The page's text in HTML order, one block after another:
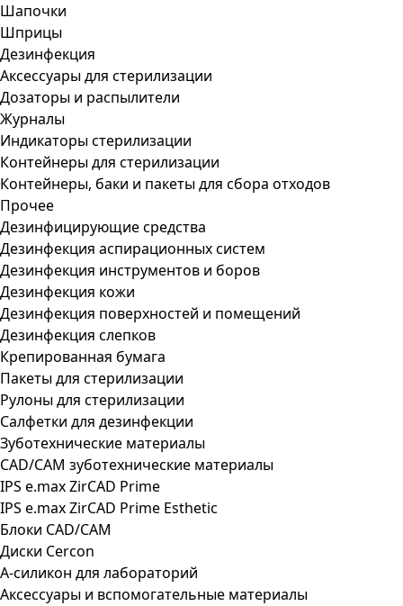
Шапочки
Шприцы
Дезинфекция
Аксессуары для стерилизации
Дозаторы и распылители
Журналы
Индикаторы стерилизации
Контейнеры для стерилизации
Контейнеры, баки и пакеты для сбора отходов
Прочее
Дезинфицирующие средства
Дезинфекция аспирационных систем
Дезинфекция инструментов и боров
Дезинфекция кожи
Дезинфекция поверхностей и помещений
Дезинфекция слепков
Крепированная бумага
Пакеты для стерилизации
Рулоны для стерилизации
Салфетки для дезинфекции
Зуботехнические материалы
CAD/CAM зуботехнические материалы
IPS e.max ZirCAD Prime
IPS e.max ZirCAD Prime Esthetic
Блоки CAD/CAM
Диски Cercon
А-силикон для лабораторий
Аксессуары и вспомогательные материалы